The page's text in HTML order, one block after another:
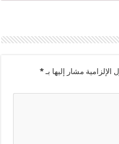
الإلزامية مشار إليها بـ*